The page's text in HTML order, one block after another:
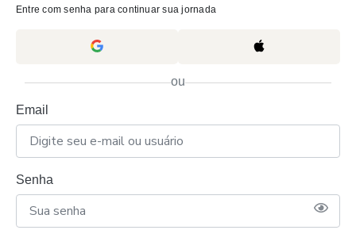
Entre com senha para continuar sua jornada
ou
Email
Senha